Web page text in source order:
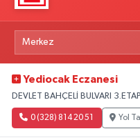
Yediocak Eczanesi
DEVLET BAHÇELİ BULVARI 3.ETAP
0 (328) 814 20 51 Yol